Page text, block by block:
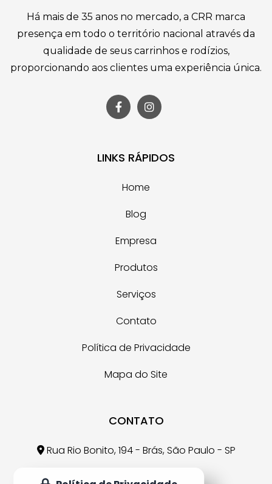
Há mais de 35 anos no mercado, a CRR marca
presença em todo o território nacional através da
qualidade de seus carrinhos e rodízios,
proporcionando aos clientes uma experiência única.
LINKS RÁPIDOS
Home
Blog
Empresa
Produtos
Serviços
Contato
Política de Privacidade
Mapa do Site
CONTATO
Rua Rio Bonito, 194 - Brás, São Paulo - SP
crr@crr.com.br